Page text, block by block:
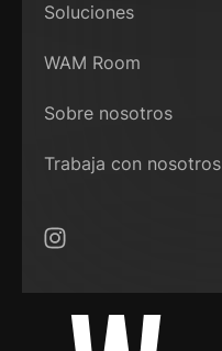
Soluciones
WAM Room
Sobre nosotros
Trabaja con nosotros
Instagram